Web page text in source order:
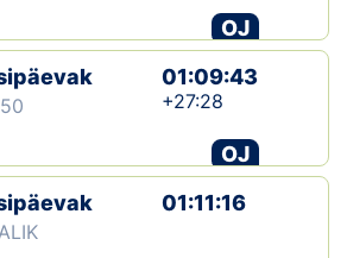
OJ
01:09:43
+27:28
OJ
01:11:16